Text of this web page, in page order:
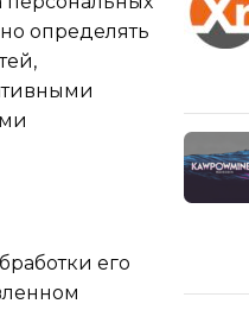
определять
его